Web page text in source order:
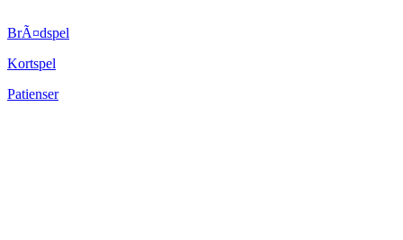
BrÃ¤dspel
Kortspel
Patienser